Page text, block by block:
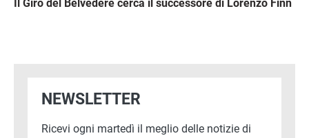
Il Giro del Belvedere cerca il successore di Lorenzo Finn
NEWSLETTER
Ricevi ogni martedì il meglio delle notizie di